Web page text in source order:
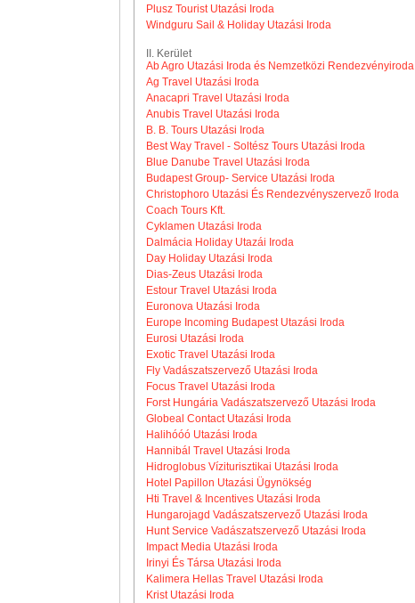
Plusz Tourist Utazási Iroda
Windguru Sail & Holiday Utazási Iroda
II. Kerület
Ab Agro Utazási Iroda és Nemzetközi Rendezvényiroda
Ag Travel Utazási Iroda
Anacapri Travel Utazási Iroda
Anubis Travel Utazási Iroda
B. B. Tours Utazási Iroda
Best Way Travel - Soltész Tours Utazási Iroda
Blue Danube Travel Utazási Iroda
Budapest Group- Service Utazási Iroda
Christophoro Utazási És Rendezvényszervező Iroda
Coach Tours Kft.
Cyklamen Utazási Iroda
Dalmácia Holiday Utazái Iroda
Day Holiday Utazási Iroda
Dias-Zeus Utazási Iroda
Estour Travel Utazási Iroda
Euronova Utazási Iroda
Europe Incoming Budapest Utazási Iroda
Eurosi Utazási Iroda
Exotic Travel Utazási Iroda
Fly Vadászatszervező Utazási Iroda
Focus Travel Utazási Iroda
Forst Hungária Vadászatszervező Utazási Iroda
Globeal Contact Utazási Iroda
Halihóóó Utazási Iroda
Hannibál Travel Utazási Iroda
Hidroglobus Víziturisztikai Utazási Iroda
Hotel Papillon Utazási Ügynökség
Hti Travel & Incentives Utazási Iroda
Hungarojagd Vadászatszervező Utazási Iroda
Hunt Service Vadászatszervező Utazási Iroda
Impact Media Utazási Iroda
Irinyi És Társa Utazási Iroda
Kalimera Hellas Travel Utazási Iroda
Krist Utazási Iroda